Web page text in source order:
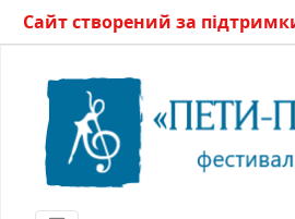
Сайт створений за